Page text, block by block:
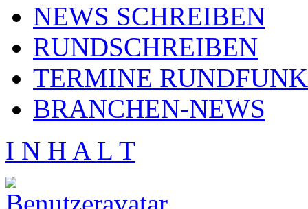
NEWS SCHREIBEN
RUNDSCHREIBEN
TERMINE RUNDFUNK
BRANCHEN-NEWS
I N H A L T